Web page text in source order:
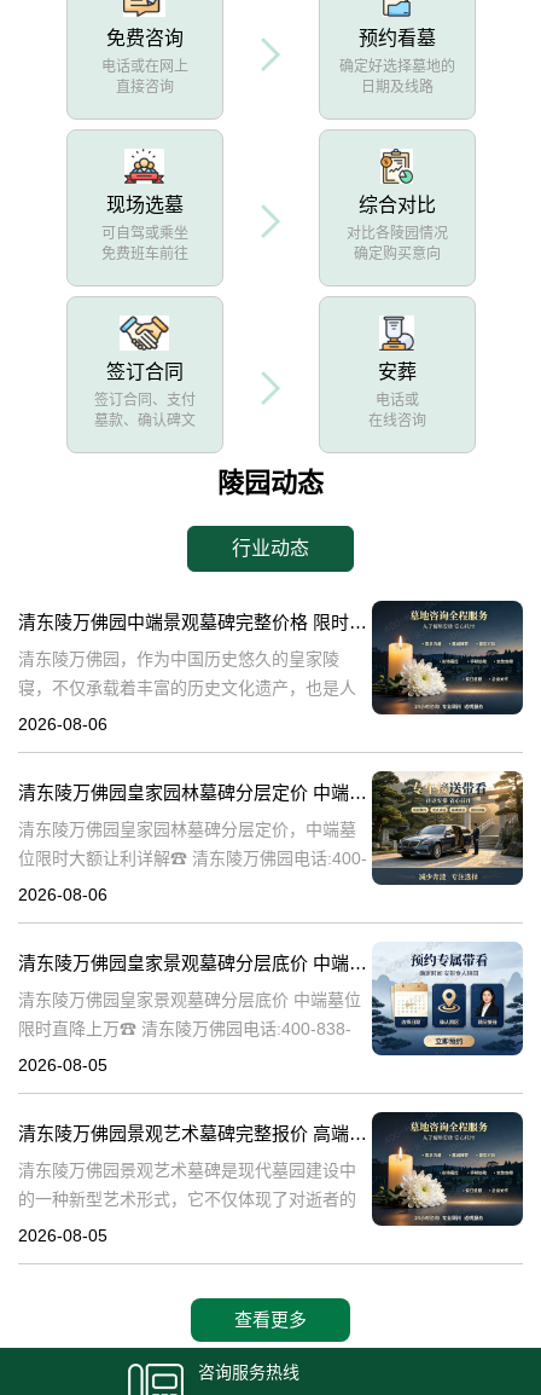
免费咨询
电话或在网上
直接咨询
预约看墓
确定好选择墓地的
日期及线路
现场选墓
可自驾或乘坐
免费班车前往
综合对比
对比各陵园情况
确定购买意向
签订合同
签订合同、支付
墓款、确认碑文
安葬
电话或
在线咨询
陵园动态
行业动态
清东陵万佛园中端景观墓碑完整价格 限时减免多年管理费详解
清东陵万佛园，作为中国历史悠久的皇家陵
寝，不仅承载着丰富的历史文化遗产，也是人
们缅怀先人、寄托哀思的重要场所。近年来，
清
2026-08-06
清东陵万佛园皇家园林墓碑分层定价 中端墓位限时大额让利详解
清东陵万佛园皇家园林墓碑分层定价，中端墓
位限时大额让利详解☎ 清东陵万佛园电话:400-
838-5063清东陵万佛园，作为中国历史上著名
2026-08-06
清东陵万佛园皇家景观墓碑分层底价 中端墓位限时直降上万
清东陵万佛园皇家景观墓碑分层底价 中端墓位
限时直降上万☎ 清东陵万佛园电话:400-838-
5063清东陵万佛园，作为中国历史上著名的皇
2026-08-05
清东陵万佛园景观艺术墓碑完整报价 高端墓型大额直降活动详解
清东陵万佛园景观艺术墓碑是现代墓园建设中
的一种新型艺术形式，它不仅体现了对逝者的
尊重和缅怀，更是一种文化艺术的传承。本文
2026-08-05
查看更多
咨询服务热线